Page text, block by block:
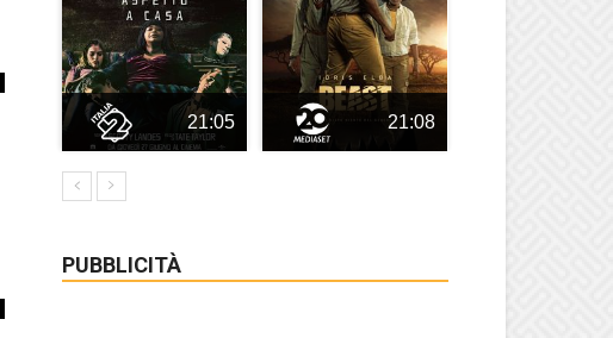
21:05 21:08
PUBBLICITÀ